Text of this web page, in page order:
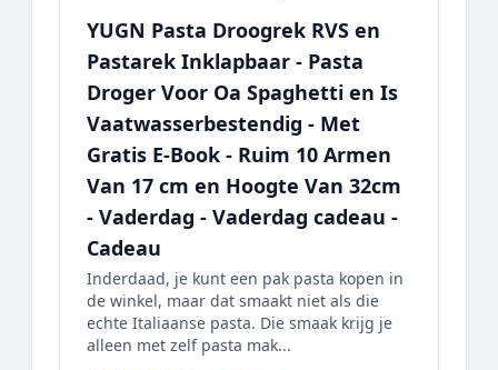
YUGN Pasta Droogrek RVS en
Pastarek Inklapbaar - Pasta
Droger Voor Oa Spaghetti en Is
Vaatwasserbestendig - Met
Gratis E-Book - Ruim 10 Armen
Van 17 cm en Hoogte Van 32cm
- Vaderdag - Vaderdag cadeau -
Cadeau
Inderdaad, je kunt een pak pasta kopen in
de winkel, maar dat smaakt niet als die
echte Italiaanse pasta. Die smaak krijg je
alleen met zelf pasta mak...